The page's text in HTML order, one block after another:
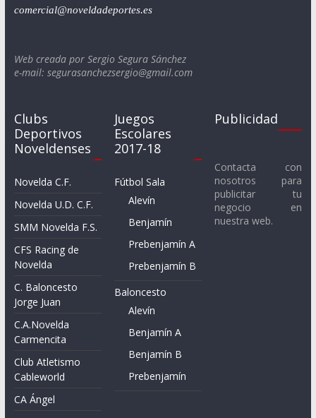
comercial@noveldadeportes.es
Web creada por Sergio Segura Sánchez
e-mail: segurasanchezsergio@gmail.com
Clubs
Deportivos
Noveldenses
Novelda C.F.
Novelda U.D. C.F.
SMM Novelda F.S.
CFS Racing de
Novelda
C. Baloncesto
Jorge Juan
C.A.Novelda
Carmencita
Club Atletismo
Cableworld
CA Ángel
Juegos
Escolares
2017-18
Fútbol Sala
Alevín
Benjamín
Prebenjamín A
Prebenjamín B
Baloncesto
Alevín
Benjamín A
Benjamín B
Prebenjamín
Publicidad
Contacta con
nosotros para
publicitar tu
negocio en
nuestra web.